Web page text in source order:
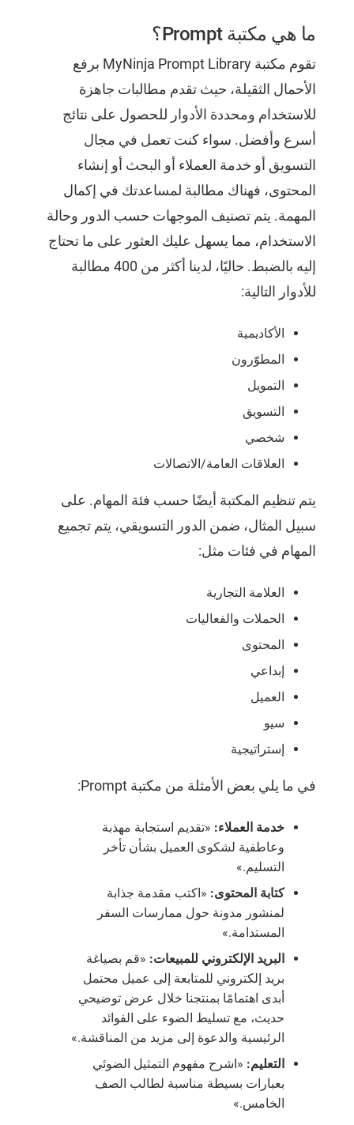
ما هي مكتبة Prompt؟
تقوم مكتبة MyNinja Prompt Library برفع
الأحمال الثقيلة، حيث تقدم مطالبات جاهزة
للاستخدام ومحددة الأدوار للحصول على نتائج
أسرع وأفضل. سواء كنت تعمل في مجال
التسويق أو خدمة العملاء أو البحث أو إنشاء
المحتوى، فهناك مطالبة لمساعدتك في إكمال
المهمة. يتم تصنيف الموجهات حسب الدور وحالة
الاستخدام، مما يسهل عليك العثور على ما تحتاج
إليه بالضبط. حاليًا، لدينا أكثر من 400 مطالبة
للأدوار التالية:
الأكاديمية
المطوّرون
التمويل
التسويق
شخصي
العلاقات العامة/الاتصالات
يتم تنظيم المكتبة أيضًا حسب فئة المهام. على
سبيل المثال، ضمن الدور التسويقي، يتم تجميع
المهام في فئات مثل:
العلامة التجارية
الحملات والفعاليات
المحتوى
إبداعي
العميل
سيو
إستراتيجية
في ما يلي بعض الأمثلة من مكتبة Prompt:
خدمة العملاء: «تقديم استجابة مهذبة
وعاطفية لشكوى العميل بشأن تأخر
التسليم.»
كتابة المحتوى: «اكتب مقدمة جذابة
لمنشور مدونة حول ممارسات السفر
المستدامة.»
البريد الإلكتروني للمبيعات: «قم بصياغة
بريد إلكتروني للمتابعة إلى عميل محتمل
أبدى اهتمامًا بمنتجنا خلال عرض توضيحي
حديث، مع تسليط الضوء على الفوائد
الرئيسية والدعوة إلى مزيد من المناقشة.»
التعليم: «اشرح مفهوم التمثيل الضوئي
بعبارات بسيطة مناسبة لطالب الصف
الخامس.»